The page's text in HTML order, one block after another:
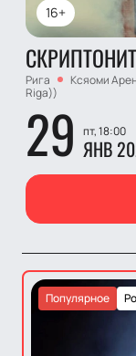
16+
СКРИПТОНИТ
Рига
Ксяоми
Riga))
29 пт, 18:00
ЯНВ
Популярное